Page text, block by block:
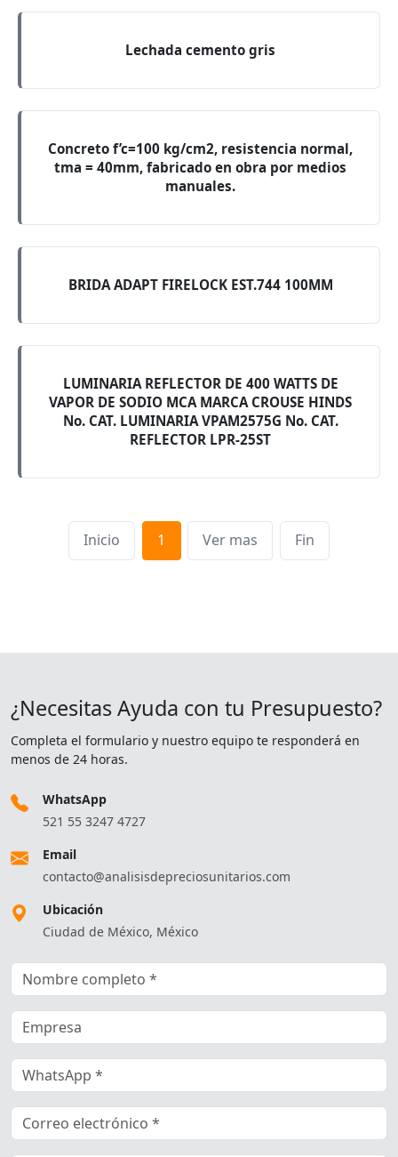
Lechada cemento gris
Concreto f’c=100 kg/cm2, resistencia normal,
tma = 40mm, fabricado en obra por medios
manuales.
BRIDA ADAPT FIRELOCK EST.744 100MM
LUMINARIA REFLECTOR DE 400 WATTS DE
VAPOR DE SODIO MCA MARCA CROUSE HINDS
No. CAT. LUMINARIA VPAM2575G No. CAT.
REFLECTOR LPR-25ST
Inicio 1 Ver mas Fin
¿Necesitas Ayuda con tu Presupuesto?
Completa el formulario y nuestro equipo te responderá en
menos de 24 horas.
WhatsApp
521 55 3247 4727
Email
contacto@analisisdepreciosunitarios.com
Ubicación
Ciudad de México, México